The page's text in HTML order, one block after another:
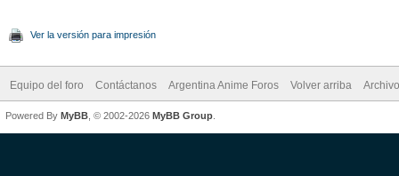
Ver la versión para impresión
Equipo del foro Contáctanos Argentina Anime Foros Volver arriba
Powered By MyBB , © 2002-2026 MyBB Group